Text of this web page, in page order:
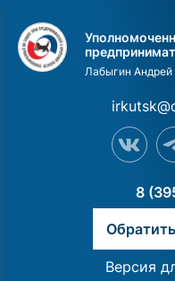
Лабыгин Андрей
8
Версия